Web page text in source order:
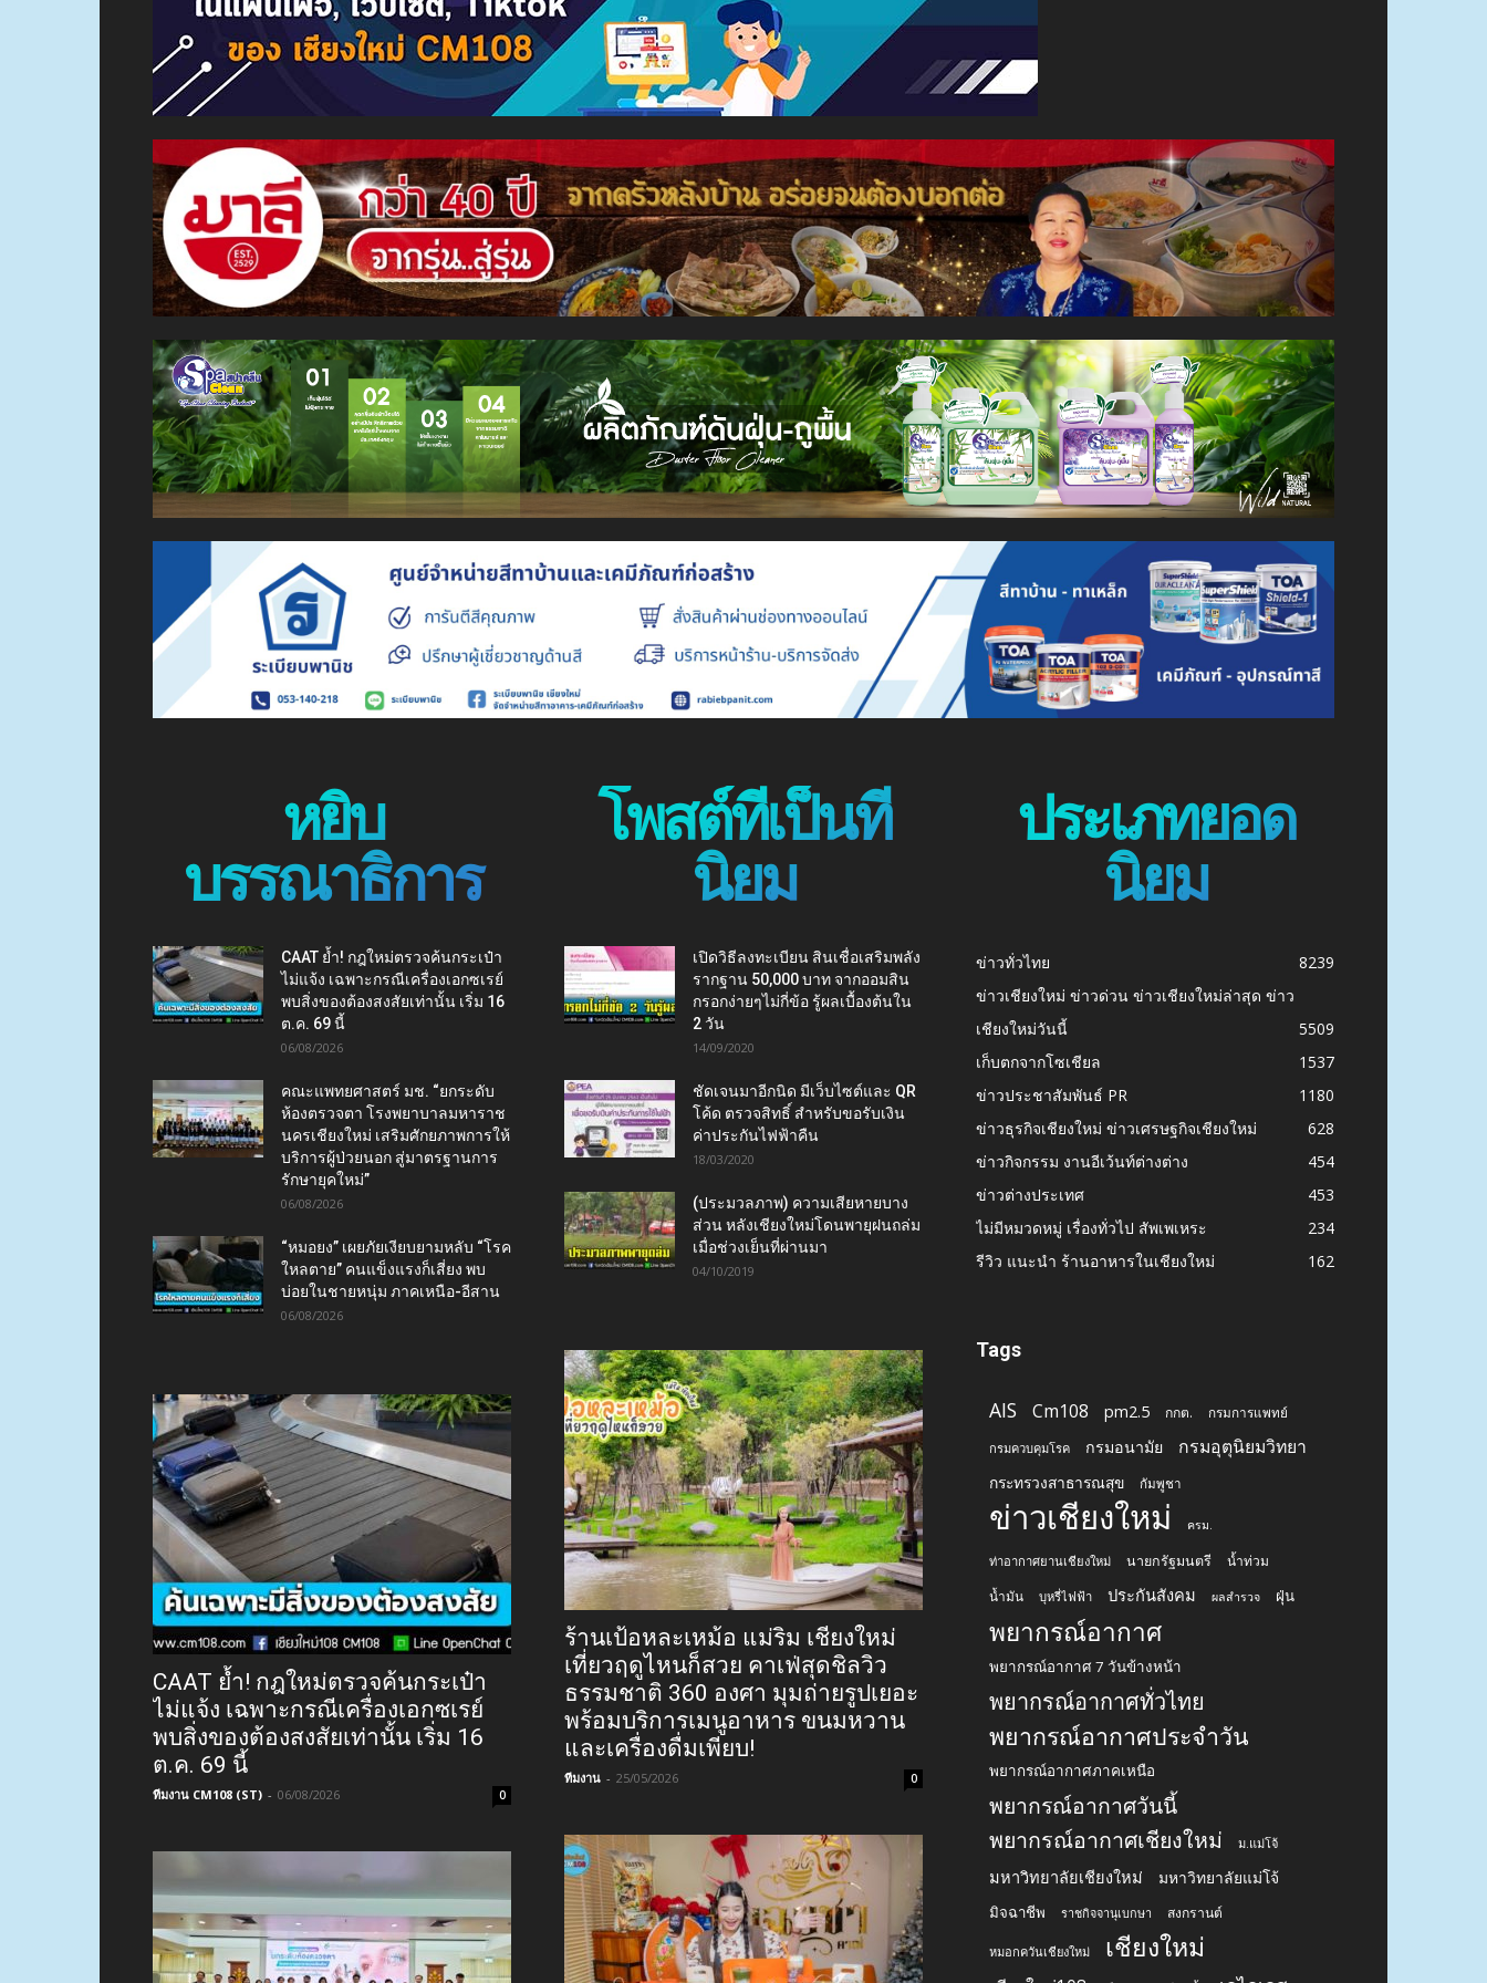
หยิบ
บรรณาธิการ
CAAT ย้ำ! กฎใหม่ตรวจค้นกระเป๋า
ไม่แจ้ง เฉพาะกรณีเครื่องเอกซเรย์
พบสิ่งของต้องสงสัยเท่านั้น เริ่ม 16
ต.ค. 69 นี้
06/08/2026
คณะแพทยศาสตร์ มช. “ยกระดับ
ห้องตรวจตา โรงพยาบาลมหาราช
นครเชียงใหม่ เสริมศักยภาพการให้
บริการผู้ป่วยนอก สู่มาตรฐานการ
รักษายุคใหม่”
06/08/2026
“หมอยง” เผยภัยเงียบยามหลับ “โรค
ใหลตาย” คนแข็งแรงก็เสี่ยง พบ
บ่อยในชายหนุ่ม ภาคเหนือ-อีสาน
06/08/2026
CAAT ย้ำ! กฎใหม่ตรวจค้นกระเป๋า
ไม่แจ้ง เฉพาะกรณีเครื่องเอกซเรย์
พบสิ่งของต้องสงสัยเท่านั้น เริ่ม 16
ต.ค. 69 นี้
ทีมงาน CM108 (ST) - 06/08/2026 0
โพสต์ที่เป็นที่
นิยม
เปิดวิธีลงทะเบียน สินเชื่อเสริมพลัง
รากฐาน 50,000 บาท จากออมสิน
กรอกง่ายๆไม่กี่ข้อ รู้ผลเบื้องต้นใน
2 วัน
14/09/2020
ชัดเจนมาอีกนิด มีเว็บไซต์และ QR
โค้ด ตรวจสิทธิ์ สำหรับขอรับเงิน
ค่าประกันไฟฟ้าคืน
18/03/2020
(ประมวลภาพ) ความเสียหายบาง
ส่วน หลังเชียงใหม่โดนพายุฝนถล่ม
เมื่อช่วงเย็นที่ผ่านมา
04/10/2019
ร้านเป้อหละเหม้อ แม่ริม เชียงใหม่
เที่ยวฤดูไหนก็สวย คาเฟ่สุดชิลวิว
ธรรมชาติ 360 องศา มุมถ่ายรูปเยอะ
พร้อมบริการเมนูอาหาร ขนมหวาน
และเครื่องดื่มเพียบ!
ทีมงาน - 25/05/2026 0
ประเภทยอด
นิยม
ข่าวทั่วไทย
8239
ข่าวเชียงใหม่ ข่าวด่วน ข่าวเชียงใหม่ล่าสุด ข่าว
เชียงใหม่วันนี้
5509
เก็บตกจากโซเชียล
1537
ข่าวประชาสัมพันธ์ PR
1180
ข่าวธุรกิจเชียงใหม่ ข่าวเศรษฐกิจเชียงใหม่
628
ข่าวกิจกรรม งานอีเว้นท์ต่างต่าง
454
ข่าวต่างประเทศ
453
ไม่มีหมวดหมู่ เรื่องทั่วไป สัพเพเหระ
234
รีวิว แนะนำ ร้านอาหารในเชียงใหม่
162
Tags
AIS Cm108 pm2.5 กกต. กรมการแพทย์
กรมควบคุมโรค กรมอนามัย กรมอุตุนิยมวิทยา
กระทรวงสาธารณสุข กัมพูชา
ข่าวเชียงใหม่ ครม.
ท่าอากาศยานเชียงใหม่ นายกรัฐมนตรี น้ำท่วม
น้ำมัน บุหรี่ไฟฟ้า ประกันสังคม ผลสำรวจ ฝุ่น
พยากรณ์อากาศ
พยากรณ์อากาศ 7 วันข้างหน้า
พยากรณ์อากาศทั่วไทย
พยากรณ์อากาศประจำวัน
พยากรณ์อากาศภาคเหนือ
พยากรณ์อากาศวันนี้
พยากรณ์อากาศเชียงใหม่
ม.แม่โจ้
มหาวิทยาลัยเชียงใหม่ มหาวิทยาลัยแม่โจ้
มิจฉาชีพ ราชกิจจานุเบกษา สงกรานต์
หมอกควันเชียงใหม่ เชียงใหม่